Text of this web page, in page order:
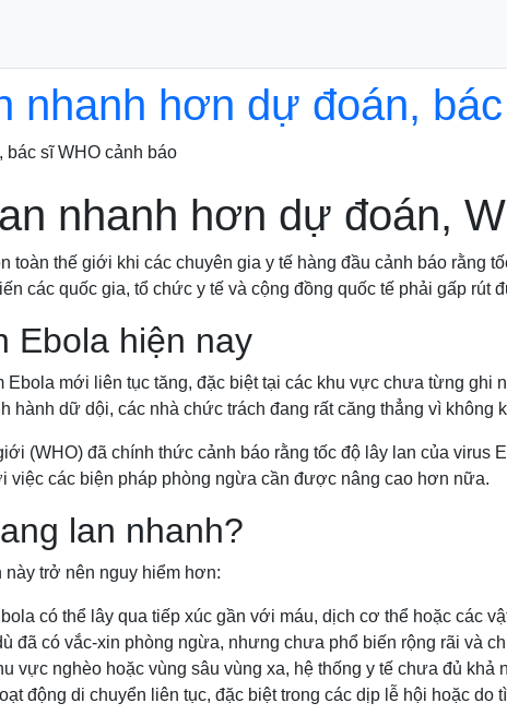
nhanh hơn dự đoán,
sĩ WHO cảnh báo
nhanh hơn dự đoán,
toàn thế giới khi các chuyên gia y tế hàng đầu cảnh báo rằng
các quốc gia, tổ chức y tế và cộng đồng quốc tế phải gấp rút
Ebola hiện nay
Ebola mới liên tục tăng, đặc biệt tại các khu vực chưa từng ghi
hành dữ dội, các nhà chức trách đang rất căng thẳng vì không
(WHO) đã chính thức cảnh báo rằng tốc độ lây lan của virus
các biện pháp phòng ngừa cần được nâng cao hơn nữa.
lan nhanh?
trở nên nguy hiểm hơn:
có thể lây qua tiếp xúc gần với máu, dịch cơ thể hoặc các
đã có vắc-xin phòng ngừa, nhưng chưa phổ biến rộng rãi và
vực nghèo hoặc vùng sâu vùng xa, hệ thống y tế chưa đủ khả
động di chuyển liên tục, đặc biệt trong các dịp lễ hội hoặc do